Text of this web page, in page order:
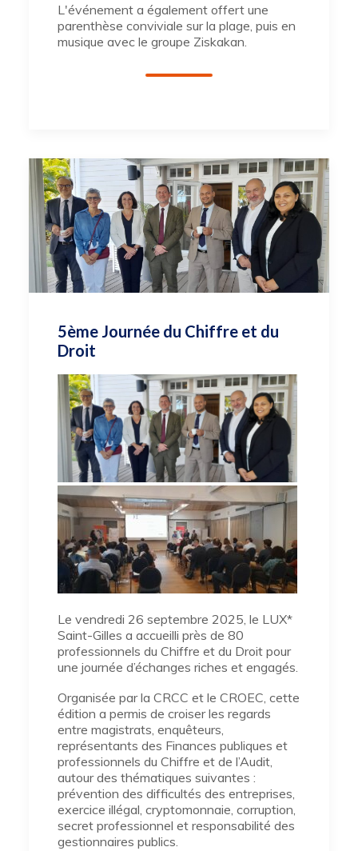
L'événement a également offert une
parenthèse conviviale sur la plage, puis en
musique avec le groupe Ziskakan.
5ème Journée du Chiffre et du
Droit
Le vendredi 26 septembre 2025, le LUX*
Saint-Gilles a accueilli près de 80
professionnels du Chiffre et du Droit pour
une journée d’échanges riches et engagés.
Organisée par la CRCC et le CROEC, cette
édition a permis de croiser les regards
entre magistrats, enquêteurs,
représentants des Finances publiques et
professionnels du Chiffre et de l’Audit,
autour des thématiques suivantes :
prévention des difficultés des entreprises,
exercice illégal, cryptomonnaie, corruption,
secret professionnel et responsabilité des
gestionnaires publics.